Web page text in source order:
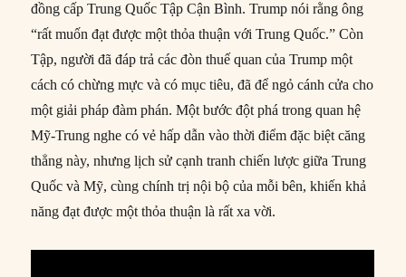
đồng cấp Trung Quốc Tập Cận Bình. Trump nói rằng ông
“rất muốn đạt được một thỏa thuận với Trung Quốc.” Còn
Tập, người đã đáp trả các đòn thuế quan của Trump một
cách có chừng mực và có mục tiêu, đã để ngỏ cánh cửa cho
một giải pháp đàm phán. Một bước đột phá trong quan hệ
Mỹ-Trung nghe có vẻ hấp dẫn vào thời điểm đặc biệt căng
thẳng này, nhưng lịch sử cạnh tranh chiến lược giữa Trung
Quốc và Mỹ, cùng chính trị nội bộ của mỗi bên, khiến khả
năng đạt được một thỏa thuận là rất xa vời.